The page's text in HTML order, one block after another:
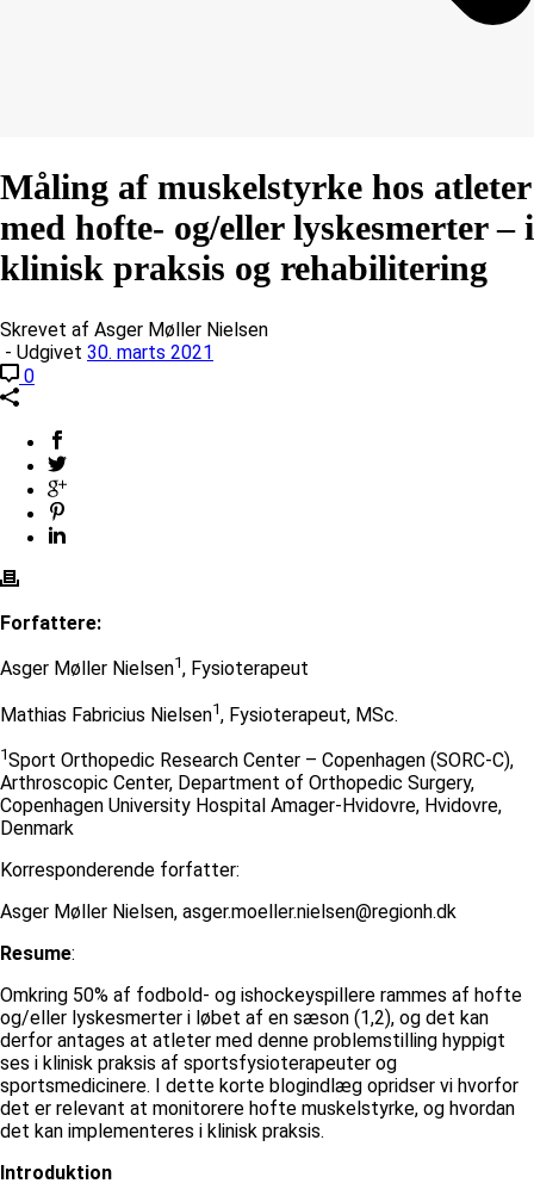
Måling af muskelstyrke hos atleter
med hofte- og/eller lyskesmerter – i
klinisk praksis og rehabilitering
Skrevet af Asger Møller Nielsen
- Udgivet 30. marts 2021
0
Forfattere:
Asger Møller Nielsen1, Fysioterapeut
Mathias Fabricius Nielsen1, Fysioterapeut, MSc.
1Sport Orthopedic Research Center – Copenhagen (SORC-C),
Arthroscopic Center, Department of Orthopedic Surgery,
Copenhagen University Hospital Amager-Hvidovre, Hvidovre,
Denmark
Korresponderende forfatter:
Asger Møller Nielsen, asger.moeller.nielsen@regionh.dk
Resume:
Omkring 50% af fodbold- og ishockeyspillere rammes af hofte
og/eller lyskesmerter i løbet af en sæson (1,2), og det kan
derfor antages at atleter med denne problemstilling hyppigt
ses i klinisk praksis af sportsfysioterapeuter og
sportsmedicinere. I dette korte blogindlæg opridser vi hvorfor
det er relevant at monitorere hofte muskelstyrke, og hvordan
det kan implementeres i klinisk praksis.
Introduktion